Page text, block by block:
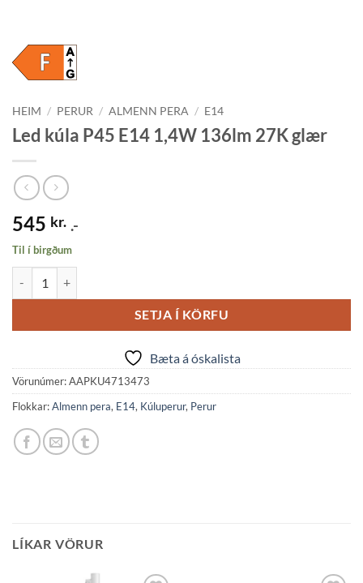
HEIM / PERUR / ALMENN PERA / E14
Led kúla P45 E14 1,4W 136lm 27K glær
545 kr. .-
Til í birgðum
SETJA Í KÖRFU
Bæta á óskalista
Vörunúmer:AAPKU4713473
Flokkar:Almenn pera, E14, Kúluperur, Perur
LÍKAR VÖRUR